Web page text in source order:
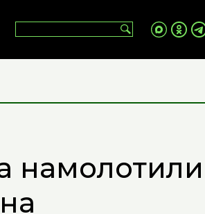
намолотили